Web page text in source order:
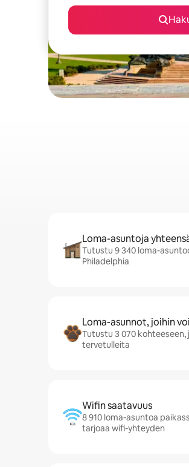
Loma-asuntoja
Tutustu 9 340 loma-
Philadelphia
Loma-asunnot, joihin
Tutustu 3 070
tervetulleita
Wifin saatavuus
8 910 loma-asuntoa
tarjoaa wifi-yhteyden